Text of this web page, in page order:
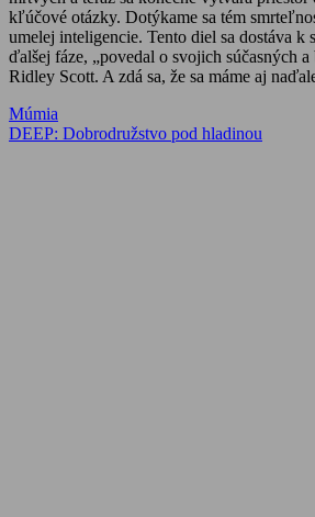
kľúčové otázky. Dotýkame sa tém
umelej inteligencie. Tento diel sa dostáva k
ďalšej fáze, „povedal o svojich súčasných
Ridley Scott. A zdá sa, že sa máme aj
Navigácia
v
Previous
Post:
Múmia
Next
DEEP: Dobrodružstvo pod hladinou